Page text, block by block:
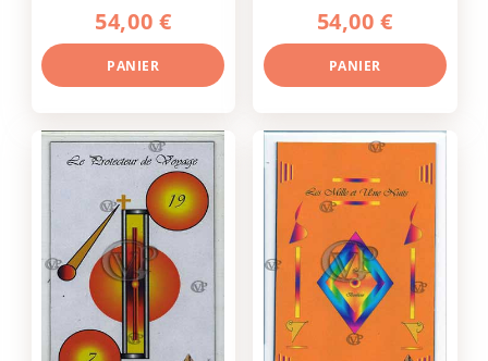
54,00 €
PANIER
54,00 €
PANIER